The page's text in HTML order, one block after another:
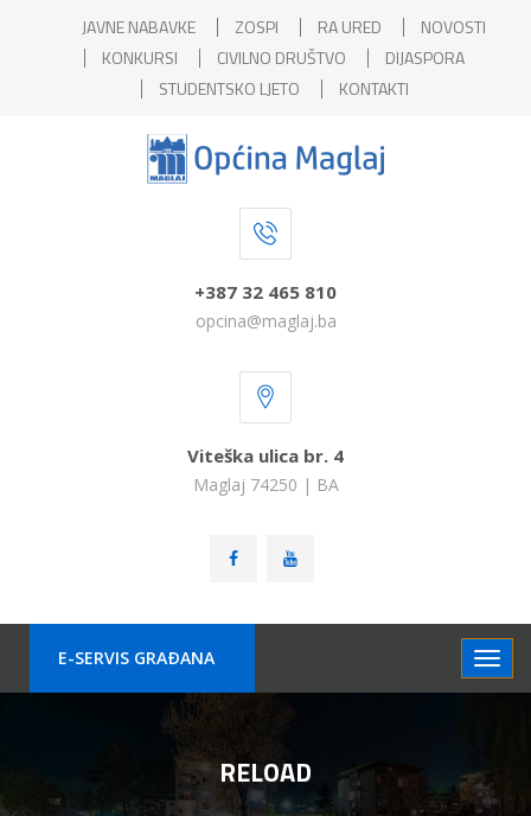
JAVNE NABAVKE ZOSPI RA URED
NOVOSTI
KONKURSI
CIVILNO DRUŠTVO
DIJASPORA
STUDENTSKO LJETO
KONTAKTI
+387 32 465 810
opcina@maglaj.ba
Viteška ulica br. 4
Maglaj 74250 | BA
E-SERVIS GRAÐANA
RELOAD